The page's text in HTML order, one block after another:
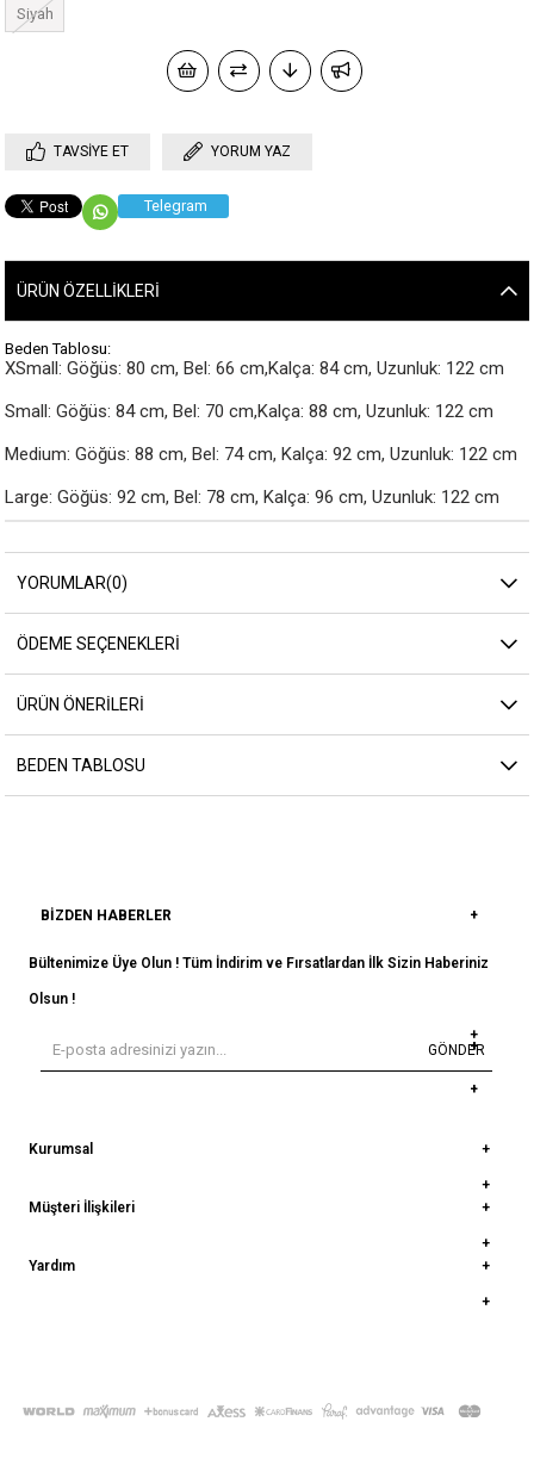
Siyah
TAVSIYE ET YORUM YAZ
Telegram
ÜRÜN ÖZELLIKLERI
Beden Tablosu:
XSmall: Göğüs: 80 cm, Bel: 66 cm,Kalça: 84 cm, Uzunluk: 122 cm
Small: Göğüs: 84 cm, Bel: 70 cm,Kalça: 88 cm, Uzunluk: 122 cm
Medium: Göğüs: 88 cm, Bel: 74 cm, Kalça: 92 cm, Uzunluk: 122 cm
Large: Göğüs: 92 cm, Bel: 78 cm, Kalça: 96 cm, Uzunluk: 122 cm
YORUMLAR(0)
ÖDEME SEÇENEKLERI
ÜRÜN ÖNERILERI
BEDEN TABLOSU
BIZDEN HABERLER
Bültenimize Üye Olun ! Tüm İndirim ve Fırsatlardan İlk Sizin Haberiniz
Olsun !
GÖNDER
Kurumsal
Müşteri İlişkileri
Yardım